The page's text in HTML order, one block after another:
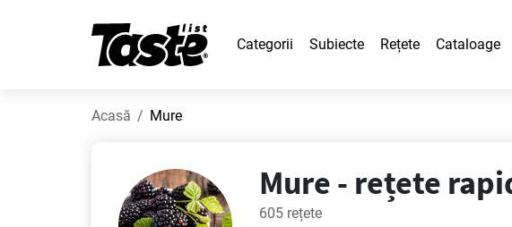
Categorii Subiecte Rețete Cataloage
Acasă Mure
Mure - rețete
605 rețete